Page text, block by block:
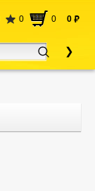
0 0 0 руб